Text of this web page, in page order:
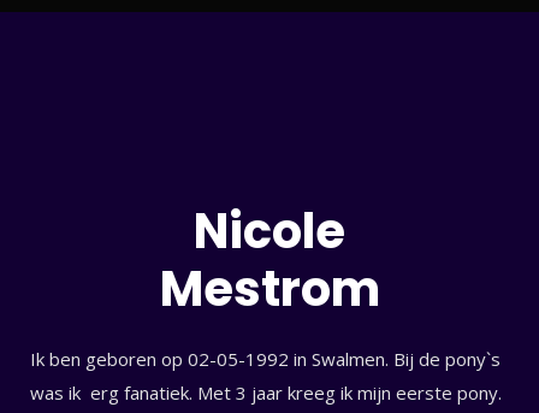
Nicole
Mestrom
Ik ben geboren op 02-05-1992 in Swalmen. Bij de pony`s
was ik erg fanatiek. Met 3 jaar kreeg ik mijn eerste pony.